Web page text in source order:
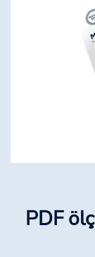
PDF